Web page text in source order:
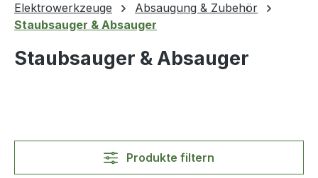
Elektrowerkzeuge
Absaugung & Zubehör
Staubsauger & Absauger
Staubsauger & Absauger
Produkte filtern